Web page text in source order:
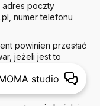
adres poczty
numer telefonu
powinien przesłać
jeżeli jest to
zakupu. Towar
adres wskazany w
studio